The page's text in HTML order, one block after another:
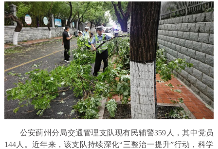
公安蓟州分局交通管理支队现有民辅警359人，其中党员
144人。近年来，该支队持续深化“三整治一提升”行动，科学